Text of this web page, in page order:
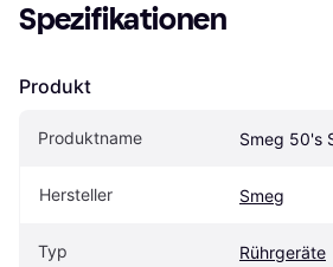
Spezifikationen
Produkt
Produktname Smeg 50's
Hersteller Smeg
Typ Rührgeräte